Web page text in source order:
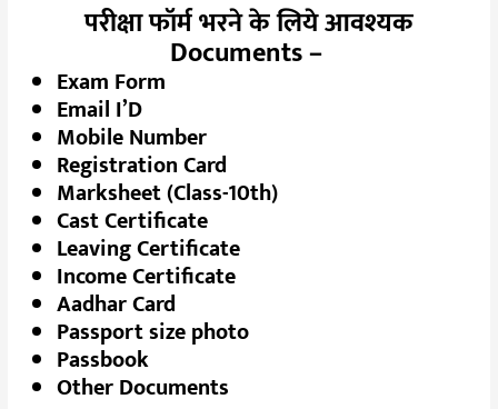
परीक्षा फॉर्म भरने के लिये आवश्यक
Documents –
Exam Form
Email I’D
Mobile Number
Registration Card
Marksheet (Class-10th)
Cast Certificate
Leaving Certificate
Income Certificate
Aadhar Card
Passport size photo
Passbook
Other Documents